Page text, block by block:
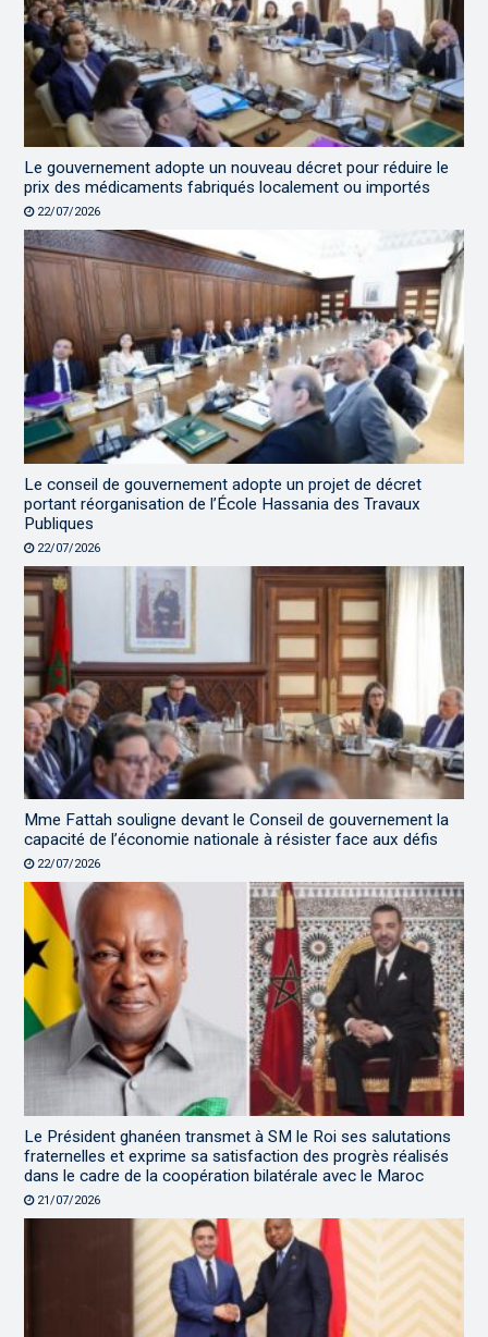
Le gouvernement adopte un nouveau décret pour réduire le
prix des médicaments fabriqués localement ou importés
22/07/2026
Le conseil de gouvernement adopte un projet de décret
portant réorganisation de l’École Hassania des Travaux
Publiques
22/07/2026
Mme Fattah souligne devant le Conseil de gouvernement la
capacité de l’économie nationale à résister face aux défis
22/07/2026
Le Président ghanéen transmet à SM le Roi ses salutations
fraternelles et exprime sa satisfaction des progrès réalisés
dans le cadre de la coopération bilatérale avec le Maroc
21/07/2026